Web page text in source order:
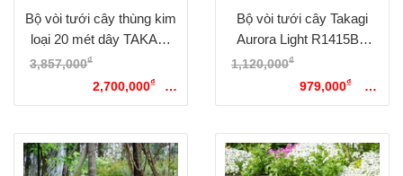
Bộ vòi tưới cây thùng kim
loại 20 mét dây TAKAGI
RFC320GY
3,857,000₫
3,857,000₫.2,700,000₫
Giá
hiện tại là: 2,700,000₫.
Bộ vòi tưới cây Takagi
Aurora Light R1415BR
Nhật Bản, 15 mét
1,120,000₫
1,120,000₫.979,000₫
Giá
hiện tại là: 979,000₫.